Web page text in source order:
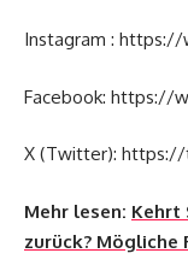
Instagram :
Facebook: https://
X (Twitter):
Mehr lesen: Kehrt
zurück? Mögliche